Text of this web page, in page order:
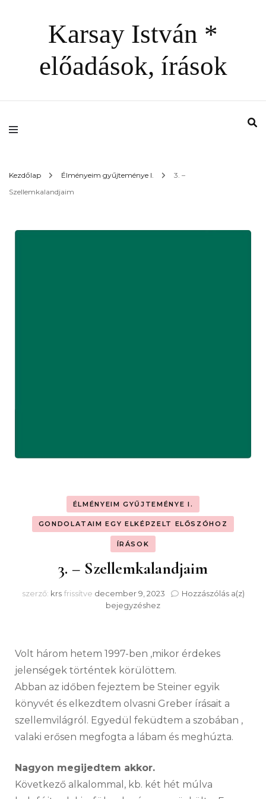
Karsay István *
előadások, írások
Kezdőlap Élményeim gyűjteménye I.
3. –
Szellemkalandjaim
ÉLMÉNYEIM GYŰJTEMÉNYE I.
GONDOLATAIM EGY ELKÉPZELT ELŐSZÓHOZ
ÍRÁSOK
3. – Szellemkalandjaim
szerző: krs frissítve december 9, 2023 Hozzászólás a(z)3.
bejegyzéshez
Volt három hetem 1997-ben ,mikor érdekes
jelenségek történtek körülöttem.
Abban az időben fejeztem be Steiner egyik
könyvét és elkezdtem olvasni Greber írásait a
szellemvilágról. Egyedül feküdtem a szobában ,
valaki erősen megfogta a lábam és meghúzta.
Nagyon megijedtem akkor.
Következő alkalommal, kb. két hét múlva